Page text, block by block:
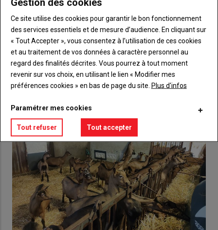
BodyChoisissez votre formule et créez votre
Lien Créez un compte
VOUS AIMEREZ AUSSI
Ce site utilise des cookies pour garantir le bon fonctionnement
des services essentiels et de mesure d’audience. En cliquant sur
« Tout Accepter », vous consentez à l’utilisation de ces cookies
et au traitement de vos données à caractère personnel au
regard des finalités décrites. Vous pourrez à tout moment
revenir sur vos choix, en utilisant le lien « Modifier mes
préférences cookies » en bas de page du site. Plus d'infos
Paramétrer mes cookies
Tout refuser Tout accepter